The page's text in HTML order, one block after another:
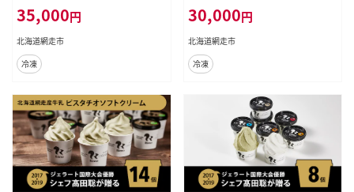
35,000円
北海道網走市
冷凍
30,000円
北海道網走市
冷凍